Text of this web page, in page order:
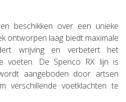
beschikken over een unieke
ontworpen laag biedt maximale
wrijving en verbetert het
voeten. De Spenco RX lijn is
aangeboden door artsen
verschillende voetklachten te